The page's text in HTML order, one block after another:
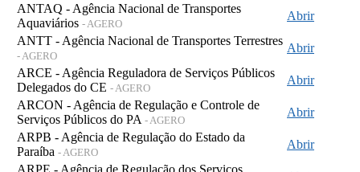
ANTAQ - Agência Nacional de Transportes
Aquaviários - AGERO
Abrir
ANTT - Agência Nacional de Transportes Terrestres
- AGERO
Abrir
ARCE - Agência Reguladora de Serviços Públicos
Delegados do CE - AGERO
Abrir
ARCON - Agência de Regulação e Controle de
Serviços Públicos do PA - AGERO
Abrir
ARPB - Agência de Regulação do Estado da
Paraíba - AGERO
Abrir
ARPE - Agência de Regulação dos Serviços